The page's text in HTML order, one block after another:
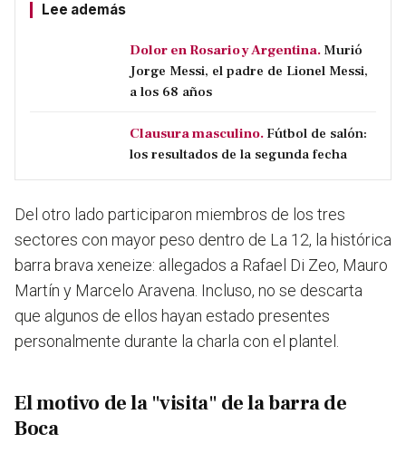
Lee además
Dolor en Rosario y Argentina. Murió
Jorge Messi, el padre de Lionel Messi,
a los 68 años
Clausura masculino. Fútbol de salón:
los resultados de la segunda fecha
Del otro lado participaron miembros de los tres
sectores con mayor peso dentro de La 12, la histórica
barra brava xeneize: allegados a Rafael Di Zeo, Mauro
Martín y Marcelo Aravena. Incluso, no se descarta
que algunos de ellos hayan estado presentes
personalmente durante la charla con el plantel.
El motivo de la "visita" de la barra de
Boca